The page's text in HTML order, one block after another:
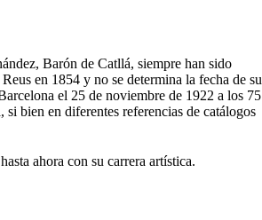
Barón de Catllá, siempre han sido
en 1854 y no se determina la fecha de su
el 25 de noviembre de 1922 a los 75
bien en diferentes referencias de catálogos
ahora con su carrera artística.